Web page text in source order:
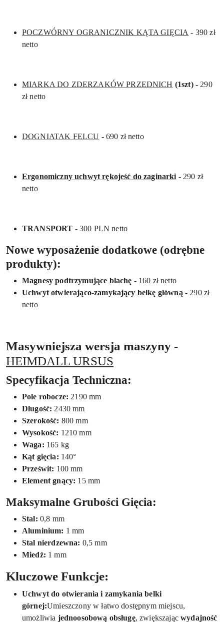
POCZWÓRNY OGRANICZNIK KĄTA GIĘCIA - 390 zł
netto
MIARKA DO ZDERZAKÓW PRZEDNICH (1szt) - 290
zł netto
DOGNIATAK FELCU - 690 zł netto
Ergonomiczny uchwyt rękojeść do zaginarki - 290 zł
netto
TRANSPORT - 300 PLN netto
Nowe wyposażenie dodatkowe (odrębne
produkty):
Magnesy podtrzymujące blachę - 160 zł netto
Uchwyt otwierająco-zamykający belkę główną - 290 zł
netto
Masywniejsza wersja maszyny -
HEIMDALL URSUS
Specyfikacja Techniczna:
Pole robocze: 2190 mm
Długość: 2430 mm
Szerokość: 800 mm
Wysokość: 1210 mm
Waga: 165 kg
Kąt gięcia: 140°
Prześwit: 100 mm
Element gnący: 15 mm
Maksymalne Grubości Gięcia:
Stal: 0,8 mm
Aluminium: 1 mm
Stal nierdzewna: 0,5 mm
Miedź: 1 mm
Kluczowe Funkcje:
Uchwyt do otwierania i zamykania belki
górnej:Umieszczony w łatwo dostępnym miejscu,
umożliwia jednoosobową obsługę, zwiększającwydajność